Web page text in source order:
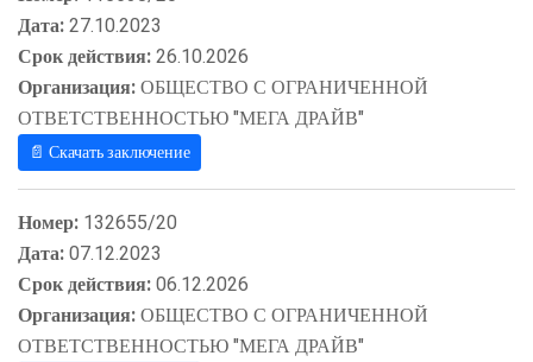
Дата:27.10.2023
Срок действия:26.10.2026
Организация:ОБЩЕСТВО С ОГРАНИЧЕННОЙ
ОТВЕТСТВЕННОСТЬЮ "МЕГА ДРАЙВ"
📄 Скачать заключение
Номер: 132655/20
Дата:07.12.2023
Срок действия:06.12.2026
Организация:ОБЩЕСТВО С ОГРАНИЧЕННОЙ
ОТВЕТСТВЕННОСТЬЮ "МЕГА ДРАЙВ"